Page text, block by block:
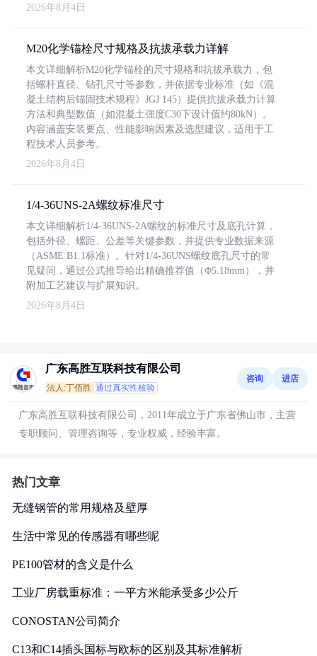
2026年8月4日
M20化学锚栓尺寸规格及抗拔承载力详解
本文详细解析M20化学锚栓的尺寸规格和抗拔承载力，包
括螺杆直径、钻孔尺寸等参数，并依据专业标准（如《混
凝土结构后锚固技术规程》JGJ 145）提供抗拔承载力计算
方法和典型数值（如混凝土强度C30下设计值约80kN）。
内容涵盖安装要点、性能影响因素及选型建议，适用于工
程技术人员参考。
2026年8月4日
1/4-36UNS-2A螺纹标准尺寸
本文详细解析1/4-36UNS-2A螺纹的标准尺寸及底孔计算，
包括外径、螺距、公差等关键参数，并提供专业数据来源
（ASME B1.1标准）。针对1/4-36UNS螺纹底孔尺寸的常
见疑问，通过公式推导给出精确推荐值（Φ5.18mm），并
附加工艺建议与扩展知识。
2026年8月4日
广东高胜互联科技有限公司
法人:丁佰胜 通过真实性核验
咨询 进店
广东高胜互联科技有限公司，2011年成立于广东省佛山市，主营
专职顾问、管理咨询等，专业权威，经验丰富。
热门文章
无缝钢管的常用规格及壁厚
生活中常见的传感器有哪些呢
PE100管材的含义是什么
工业厂房载重标准：一平方米能承受多少公斤
CONOSTAN公司简介
C13和C14插头国标与欧标的区别及其标准解析